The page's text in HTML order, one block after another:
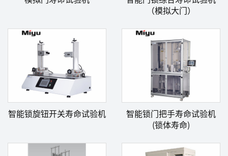
（模拟大门）
智能锁旋钮开关寿命试验机
智能锁门把手寿命试验机
(锁体寿命)